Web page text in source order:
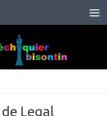
Legal